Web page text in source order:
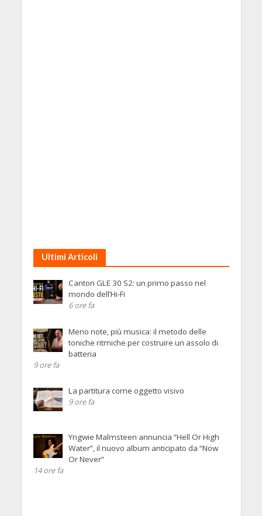
Ultimi Articoli
Canton GLE 30 S2: un primo passo nel
mondo dell’Hi-Fi
6 ore fa
Meno note, più musica: il metodo delle
toniche ritmiche per costruire un assolo di
batteria
9 ore fa
La partitura come oggetto visivo
9 ore fa
Yngwie Malmsteen annuncia “Hell Or High
Water”, il nuovo album anticipato da “Now
Or Never”
14 ore fa